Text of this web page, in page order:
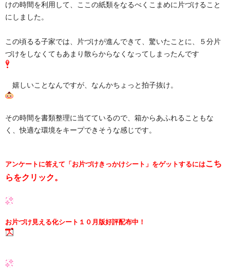
けの時間を利用して、ここの紙類をなるべくこまめに片づけること
にしました。
この頃るる子家では、片づけが進んできて、驚いたことに、５分片
づけをしなくてもあまり散らからなくなってしまったんです
嬉しいことなんですが、なんかちょっと拍子抜け。
その時間を書類整理に当てているので、箱からあふれることもな
く、快適な環境をキープできそうな感じです。
アンケートに答えて「お片づけきっかけシート」をゲットするにはこち
らをクリック。
お片づけ見える化シート１０月版好評配布中！